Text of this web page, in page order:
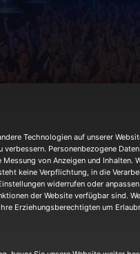
Technologien auf unserer
verbessern. Personenbezogene
von Anzeigen und Inhalten.
keine Verpflichtung, in die
widerrufen oder
der Website verfügbar sind.
Erziehungsberechtigten um